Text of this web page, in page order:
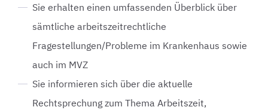
Sie erhalten einen umfassenden Überblick über
sämtliche arbeitszeitrechtliche
Fragestellungen/Probleme im Krankenhaus sowie
auch im MVZ
Sie informieren sich über die aktuelle
Rechtsprechung zum Thema Arbeitszeit,